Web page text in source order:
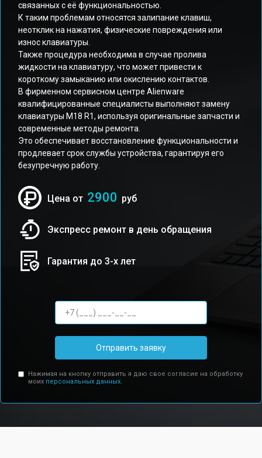
связанных с её функциональностью.
К таким проблемам относятся залипание клавиш,
неотклик на нажатия, физические повреждения или
износ клавиатуры.
Также процедура необходима в случае пролива
жидкости на клавиатуру, что может привести к
короткому замыканию или окислению контактов.
В фирменном сервисном центре Alienware
квалифицированные специалисты выполняют замену
клавиатуры M18 R1, используя оригинальные запчасти и
современные методы ремонта.
Это обеспечивает восстановление функциональности и
продлевает срок службы устройства, гарантируя его
безупречную работу.
Цена от 2900 руб
Экспресс ремонт в день обращения
Гарантия до 3-х лет
Отправить заявку
Нажимая на кнопку отправить я даю свое согласие на обработку
моих персональных данных.